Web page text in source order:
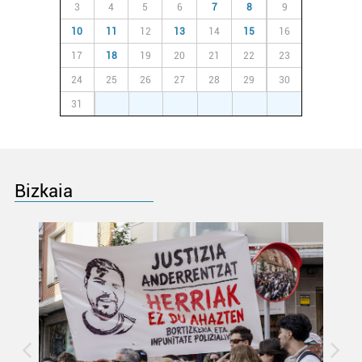
Lortu zure datu pertsonalak prozesatzeko moduari
buruzko informazio gehiago eta ezarri zure lehentasunak
datuen atalean. Edozein unetan alda edo ken dezakezu
zure baimena Cookieen adierazpenean.
Webgune honek cookie propioak eta hirugarrenen cookie-
erabiltzeko baimen esplizitua ematen diguzu.
3 4 5 6 7 8 9
10 11 12 13 14 15 16
17 18 19 20 21 22 23
24 25 26 27 28 29 30
31
Bizkaia